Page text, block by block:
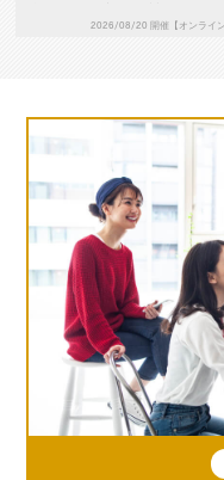
T分析 × アンゾフの成長
2026/08/20 開催【オンライン